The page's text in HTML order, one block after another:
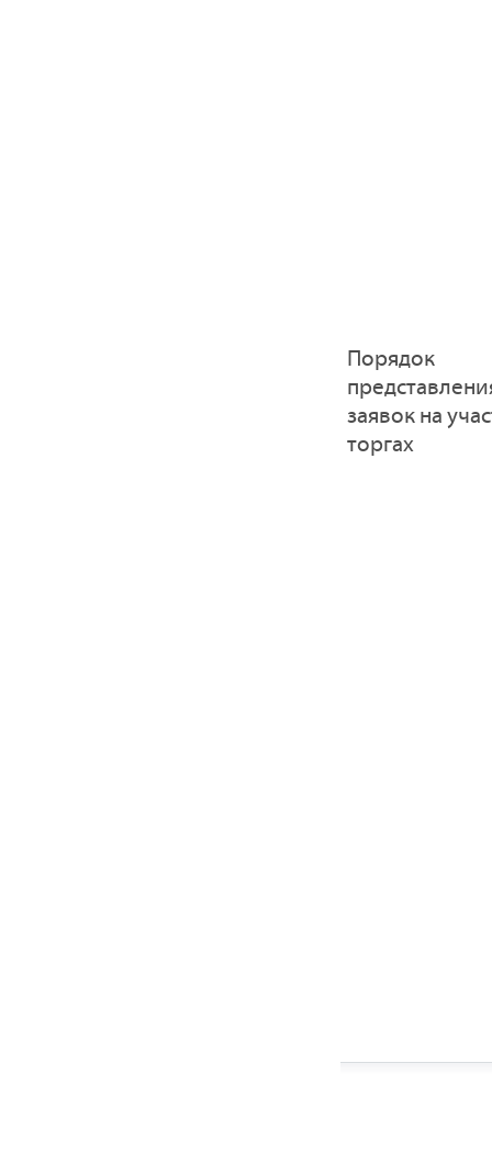
Порядок
заявок на
торгах